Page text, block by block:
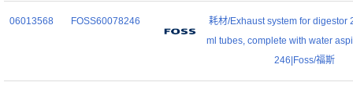
06013568 FOSS60078246
耗材/Exhaust system for digestor
ml tubes, complete with water
246|Foss/福斯